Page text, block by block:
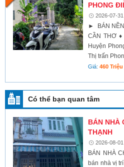
PHONG
2026-07-
► BÁN NỀN
CẦN THƠ
Huyện
Thị trấn
Giá:460 Triệu
Có thể bạn quan tâm
BÁN NHÀ
THẠNH
2026-08-
BÁN NHÀ
bán nhà vị